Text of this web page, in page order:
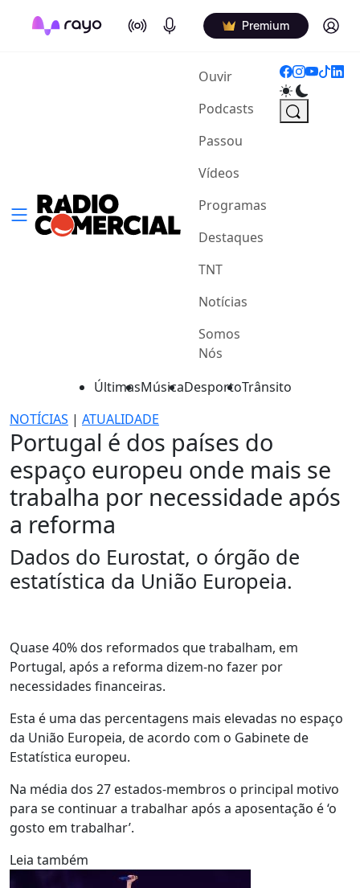
On Air Podcasts Premium Log in
Ouvir(current)
Podcasts
Passou
Vídeos
Programas
Destaques
TNT
Notícias
Somos
Nós
ÚltimasMúsicaDesportoTrânsito
NOTÍCIAS | ATUALIDADE
Portugal é dos países do
espaço europeu onde mais se
trabalha por necessidade após
a reforma
Dados do Eurostat, o órgão de
estatística da União Europeia.
Quase 40% dos reformados que trabalham, em
Portugal, após a reforma dizem-no fazer por
necessidades financeiras.
Esta é uma das percentagens mais elevadas no espaço
da União Europeia, de acordo com o Gabinete de
Estatística europeu.
Na média dos 27 estados-membros o principal motivo
para se continuar a trabalhar após a aposentação é ‘o
gosto em trabalhar’.
Leia também